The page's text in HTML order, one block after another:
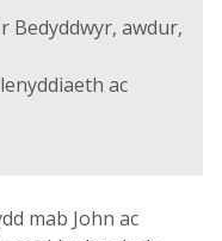
Bedyddwyr, awdur,
ac
mab John ac